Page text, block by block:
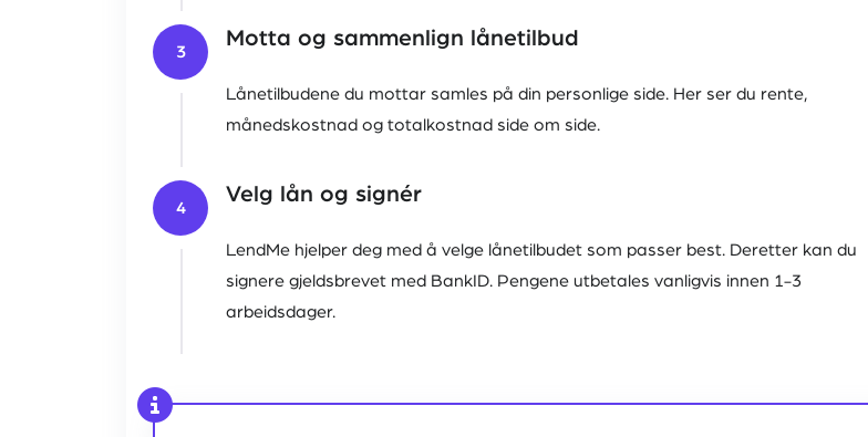
3
Motta og sammenlign lånetilbud
Lånetilbudene du mottar samles på din personlige side. Her ser du rente,
månedskostnad og totalkostnad side om side.
4
Velg lån og signér
LendMe hjelper deg med å velge lånetilbudet som passer best. Deretter kan du
signere gjeldsbrevet med BankID. Pengene utbetales vanligvis innen 1-3
arbeidsdager.